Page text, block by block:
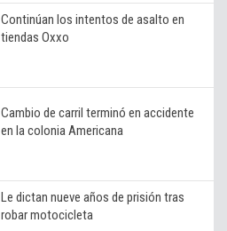
Continúan los intentos de asalto en
tiendas Oxxo
Cambio de carril terminó en accidente
en la colonia Americana
Le dictan nueve años de prisión tras
robar motocicleta